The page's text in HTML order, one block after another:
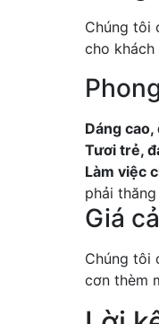
Chúng tôi
cho khách
Dáng cao,
Tươi trẻ,
Làm việc
phải thăng
Giá
Chúng tôi
cơn thèm